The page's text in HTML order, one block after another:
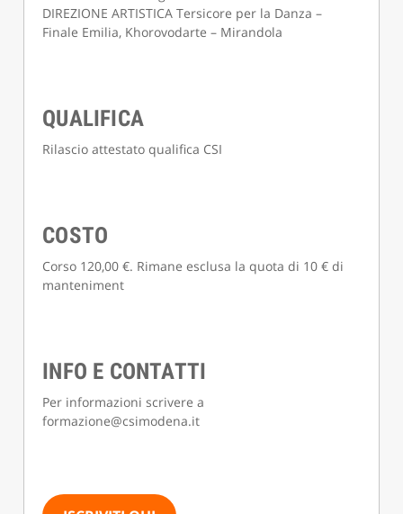
DIREZIONE ARTISTICA Tersicore per la Danza –
Finale Emilia, Khorovodarte – Mirandola
QUALIFICA
Rilascio attestato qualifica CSI
COSTO
Corso 120,00 €. Rimane esclusa la quota di 10 € di
manteniment
INFO E CONTATTI
Per informazioni scrivere a
formazione@csimodena.it